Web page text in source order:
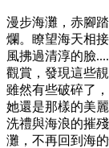
漫步海灘，赤腳
爛。瞭望海天相
風拂過清淳的臉
觀賞，發現這些
雖然有些破碎了
她還是那樣的美
洗禮與海浪的摧
灘，不再回到海